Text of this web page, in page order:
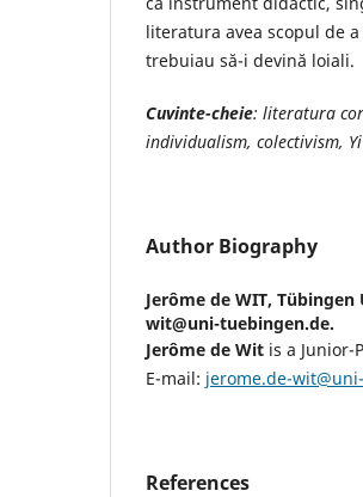
literatura avea scopul de
trebuiau să-i devină loiali.
Cuvinte-cheie: literatura
individualism, colectivism,
Author Biography
Jerôme de WIT, Tübingen
wit@uni-tuebingen.de.
Jerôme de Wit is a Junior-
E-mail: jerome.de-
References